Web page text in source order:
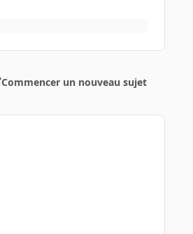
Commencer un nouveau sujet